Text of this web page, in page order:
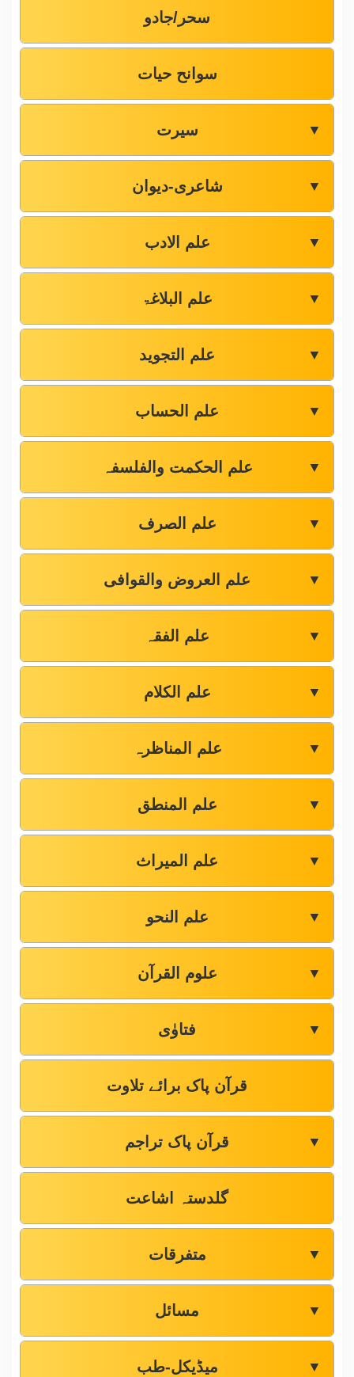
سحر/جادو
سوانح حیات
سیرت ▼
شاعری-دیوان ▼
علم الادب ▼
علم البلاغۃ ▼
علم التجوید ▼
علم الحساب ▼
علم الحکمت والفلسفہ ▼
علم الصرف ▼
علم العروض والقوافی ▼
علم الفقہ ▼
علم الکلام ▼
علم المناظرہ ▼
علم المنطق ▼
علم المیراث ▼
علم النحو ▼
علوم القرآن ▼
فتاوٰی ▼
قرآن پاک برائے تلاوت
قرآن پاک تراجم ▼
گلدستہ اشاعت
متفرقات ▼
مسائل ▼
میڈیکل-طب ▼